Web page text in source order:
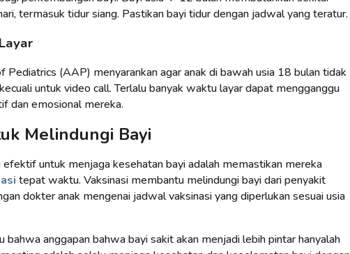
termasuk tidur siang. Pastikan bayi tidur dengan jadwal yang teratur.
Pediatrics (AAP) menyarankan agar anak di bawah usia 18 bulan tidak
untuk video call. Terlalu banyak waktu layar dapat mengganggu
dan emosional mereka.
Melindungi Bayi
efektif untuk menjaga kesehatan bayi adalah memastikan mereka
tepat waktu. Vaksinasi membantu melindungi bayi dari penyakit
dokter anak mengenai jadwal vaksinasi yang diperlukan sesuai usia
bahwa anggapan bahwa bayi sakit akan menjadi lebih pintar hanyalah